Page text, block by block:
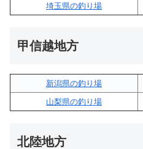
埼玉県の釣り場
甲信越地方
新潟県の釣り場
山梨県の釣り場
北陸地方